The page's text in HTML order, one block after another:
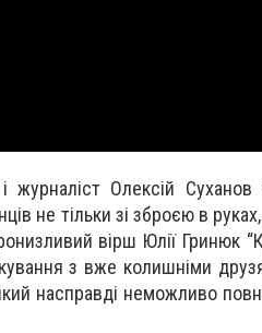
журналіст Олексій
не тільки зі зброєю в
вірш Юлії Гринюк
з вже колишніми
насправді неможливо